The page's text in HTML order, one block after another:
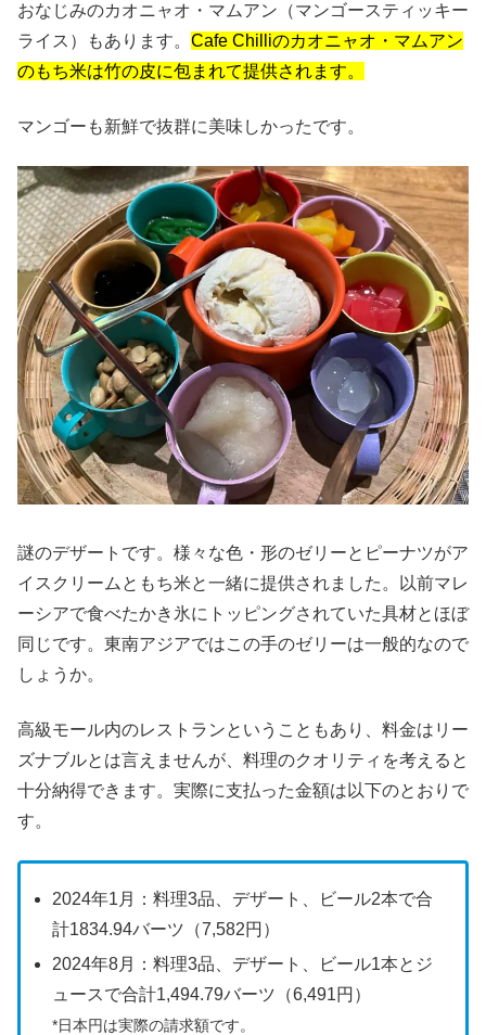
おなじみのカオニャオ・マムアン（マンゴースティッキー
ライス）もあります。 Cafe Chilliのカオニャオ・マムアン
のもち米は竹の皮に包まれて提供されます。
マンゴーも新鮮で抜群に美味しかったです。
謎のデザートです。様々な色・形のゼリーとピーナツがア
イスクリームともち米と一緒に提供されました。以前マレ
ーシアで食べたかき氷にトッピングされていた具材とほぼ
同じです。東南アジアではこの手のゼリーは一般的なので
しょうか。
高級モール内のレストランということもあり、料金はリー
ズナブルとは言えませんが、料理のクオリティを考えると
十分納得できます。実際に支払った金額は以下のとおりで
す。
2024年1月：料理3品、デザート、ビール2本で合
計1834.94バーツ（7,582円）
2024年8月：料理3品、デザート、ビール1本とジ
ュースで合計1,494.79バーツ（6,491円）
*日本円は実際の請求額です。